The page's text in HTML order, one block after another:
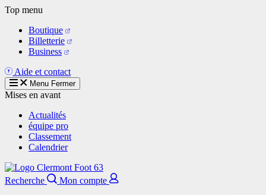
Aller
contenu
principal
Top menu
Boutique
Billetterie
Business
Aide et contact
Menu Fermer
Mises en avant
Actualités
équipe pro
Classement
Calendrier
Recherche
Mon compte